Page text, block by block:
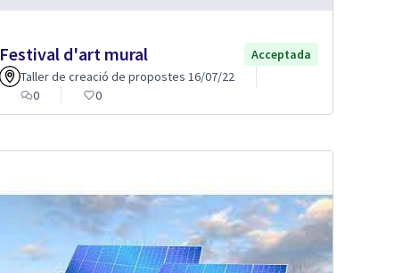
Festival d'art mural
Acceptada
Taller de creació de propostes 16/07/22
0
0